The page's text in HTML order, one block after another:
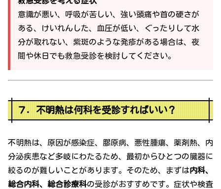
意識が悪い、呼吸が苦しい、強い頭痛や首の硬さが
ある、けいれんした、血圧が低い、ぐったりして水
分が取れない、紫斑のような発疹がある場合は、夜
間や休日でも救急受診を検討してください。
７．不明熱は何科を受診すればいい？
不明熱は、原因が感染症、膠原病、悪性腫瘍、薬剤熱、内
分泌疾患など多岐にわたるため、最初からひとつの臓器に
絞るのが難しいことがあります。そのため、まずは内科、
総合内科、総合診療科の受診がおすすめです。症状や検査